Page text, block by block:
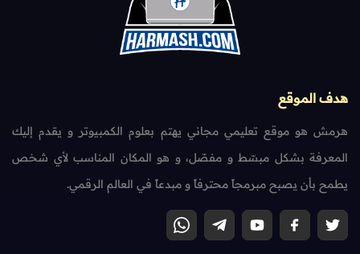
هدف الموقع
هرمش هو موقع تعليمي مجاني يهتم بعلوم الكمبيوتر و يقدم إليك
المعرفة بشكل مبسّط و مفصّل، و هو المكان المناسب لأي شخص
يطمح بأن يصبح مبرمجاً محترفاً و مبدعاً في العالم الرقمي.